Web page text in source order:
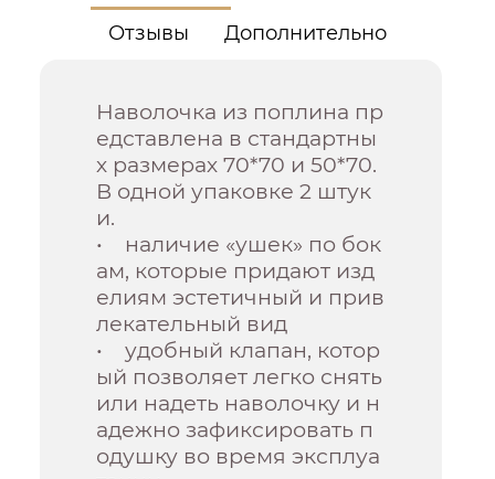
Отзывы Дополнительно
Наволочка из поплина пр
едставлена в стандартны
х размерах 70*70 и 50*70.
В одной упаковке 2 штук
и.
• наличие «ушек» по бок
ам, которые придают изд
елиям эстетичный и прив
лекательный вид
• удобный клапан, котор
ый позволяет легко снять
или надеть наволочку и н
адежно зафиксировать п
одушку во время эксплуа